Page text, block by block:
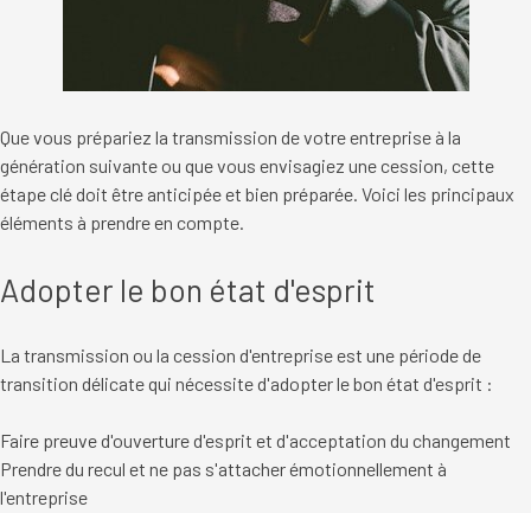
Que vous prépariez la transmission de votre entreprise à la
génération suivante ou que vous envisagiez une cession, cette
étape clé doit être anticipée et bien préparée. Voici les principaux
éléments à prendre en compte.
Adopter le bon état d'esprit
La transmission ou la cession d'entreprise est une période de
transition délicate qui nécessite d'adopter le bon état d'esprit :
Faire preuve d'ouverture d'esprit et d'acceptation du changement
Prendre du recul et ne pas s'attacher émotionnellement à
l'entreprise